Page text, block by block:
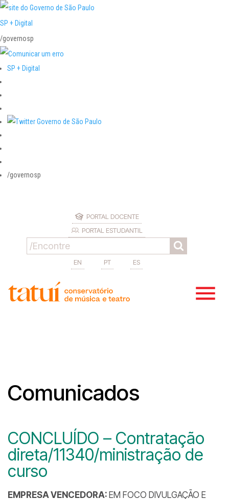
SP + Digital
/governosp
SP + Digital
/governosp
PORTAL DOCENTE
PORTAL ESTUDANTIL
EN PT ES
Comunicados
CONCLUÍDO – Contratação
direta/11340/ministração de
curso
EMPRESA VENCEDORA: EM FOCO DIVULGAÇÃO E